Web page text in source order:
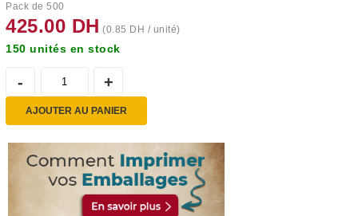
Pack de 500
425.00 DH (0.85 DH / unité)
150 unités en stock
AJOUTER AU PANIER